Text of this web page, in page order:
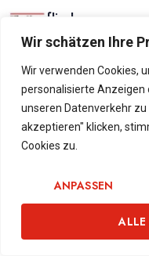
Wir schätzen Ihre
Wir verwenden Cookies,
personalisierte Anzeigen
unseren Datenverkehr zu
akzeptieren" klicken,
Cookies zu.
ANPASSEN
ALLE
flixclean